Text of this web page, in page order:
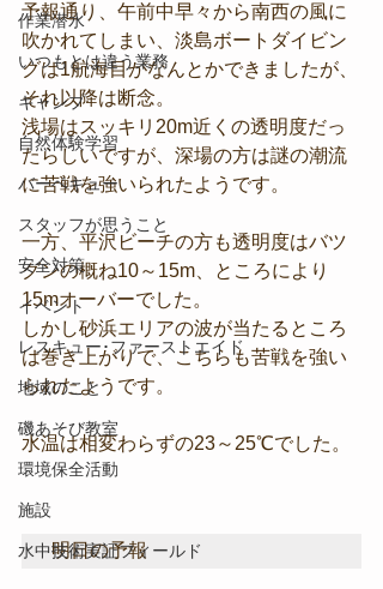
作業潜水
いつもとは違う業務
キャンプ
自然体験学習
バーベキュー
スタッフが思うこと
安全対策
イベント
レスキュー･ファーストエイド
地域のこと
磯あそび教室
環境保全活動
施設
水中技術実証フィールド
予報通り、午前中早々から南西の風に
吹かれてしまい、淡島ボートダイビン
グは1航海目がなんとかできましたが、
それ以降は断念。
浅場はスッキリ20m近くの透明度だっ
たらしいですが、深場の方は謎の潮流
に苦戦を強いられたようです。
一方、平沢ビーチの方も透明度はバツ
グンの概ね10～15m、ところにより
15mオーバーでした。
しかし砂浜エリアの波が当たるところ
は巻き上がりで、こちらも苦戦を強い
られたようです。
水温は相変わらずの23～25℃でした。
明日の予報